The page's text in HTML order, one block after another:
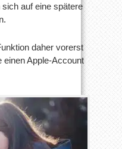
auf eine spätere
daher vorerst
einen Apple-Account